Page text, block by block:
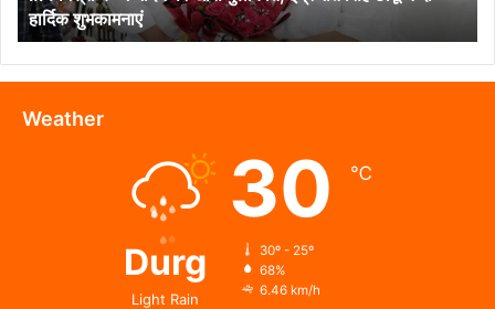
छोटू
ने
दी
हार्दिक
शुभकामनाएं
हार्दिक शुभकामनाएं
Weather
Durg
Light Rain
30 ℃
30º - 25º
68%
6.46 km/h